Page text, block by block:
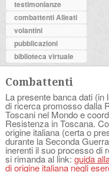
testimonianze
combattenti Alleati
volantini
pubblicazioni
biblioteca virtuale
Combattenti
La presente banca dati (in
di ricerca promosso dalla
Toscani nel Mondo e
Resistenza in Toscana.
origine italiana (certa o
durante la Seconda
inerenti il suo processo di
si rimanda al link: guida
di origine italiana negli